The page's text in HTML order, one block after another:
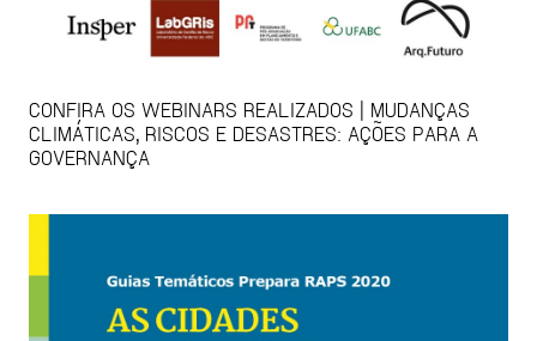
CONFIRA OS WEBINARS REALIZADOS | MUDANÇAS
CLIMÁTICAS, RISCOS E DESASTRES: AÇÕES PARA A
GOVERNANÇA